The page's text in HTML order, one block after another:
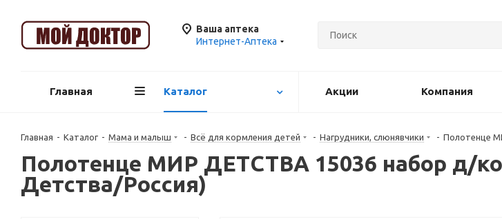
Ваша аптека
Интернет-Аптека
Главная Каталог Акции Компания
Главная - Каталог - Мама и малыш - Всё для кормления детей - Нагрудники, слюнявчики - Полотенце
Полотенце МИР ДЕТСТВА 15036 набор д/
Детства/Россия)